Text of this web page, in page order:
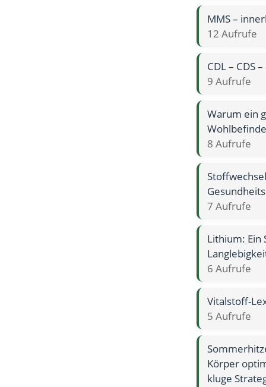
MMS –
12 Aufrufe
CDL – CDS
9 Aufrufe
Warum ein
8 Aufrufe
7 Aufrufe
Lithium: Ein
6 Aufrufe
Vitalstoff-
5 Aufrufe
Körper
kluge